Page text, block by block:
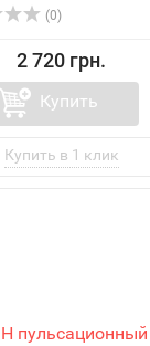
(0)
2 720 грн.
Купить